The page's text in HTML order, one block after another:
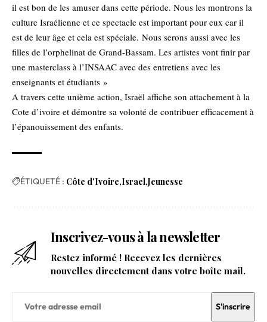
il est bon de les amuser dans cette période. Nous les montrons la
culture Israélienne et ce spectacle est important pour eux car il
est de leur âge et cela est spéciale. Nous serons aussi avec les
filles de l’orphelinat de Grand-Bassam. Les artistes vont finir par
une masterclass à l’INSAAC avec des entretiens avec les
enseignants et étudiants »
A travers cette unième action, Israël affiche son attachement à la
Cote d’ivoire et démontre sa volonté de contribuer efficacement à
l’épanouissement des enfants.
ÉTIQUETÉ : Côte d'Ivoire Israel Jeunesse
Inscrivez-vous à la newsletter
Restez informé ! Recevez les dernières
nouvelles directement dans votre boîte mail.